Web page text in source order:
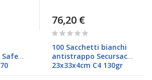
Safe
76,20 €
Rating:
100 Sacchetti bianchi
antistrappo Secursac
23x33x4cm C4 130gr